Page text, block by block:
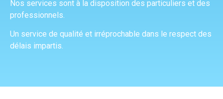
Nos services sont à la disposition des particuliers et des
professionnels.
Un service de qualité et irréprochable dans le respect des
délais impartis.